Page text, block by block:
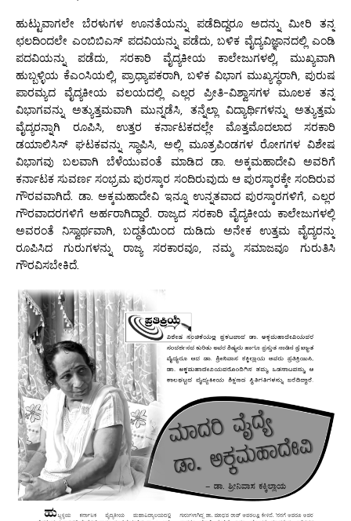
ಹುಟ್ಟುವಾಗಲೇ ಬೆರಳುಗಳ ಊನತೆಯನ್ನು ಪಡೆದಿದ್ದರೂ ಅದನ್ನು ಮೀರಿ ತನ್ನ
ಛಲದಿಂದಲೇ ಎಂಬಿಬಿಎಸ್ ಪದವಿಯನ್ನು ಪಡೆದು, ಬಳಿಕ ವೈದ್ಯವಿಜ್ಞಾನದಲ್ಲಿ ಎಂಡಿ
ಪದವಿಯನ್ನು ಪಡೆದು, ಸರಕಾರಿ ವೈದ್ಯಕೀಯ ಕಾಲೇಜುಗಳಲ್ಲಿ, ಮುಖ್ಯವಾಗಿ
ಹುಬ್ಬಳ್ಳಿಯ ಕೆಎಂಸಿಯಲ್ಲಿ, ಪ್ರಾಧ್ಯಾಪಕರಾಗಿ, ಬಳಿಕ ವಿಭಾಗ ಮುಖ್ಯಸ್ಥರಾಗಿ, ಪುರುಷ
ಪಾರಮ್ಯದ ವೈದ್ಯಕೀಯ ವಲಯದಲ್ಲಿ ಎಲ್ಲರ ಪ್ರೀತಿ-ವಿಶ್ವಾಸಗಳ ಮೂಲಕ ತನ್ನ
ವಿಭಾಗವನ್ನು ಅತ್ಯುತ್ತಮವಾಗಿ ಮುನ್ನಡೆಸಿ, ತನ್ನೆಲ್ಲಾ ವಿದ್ಯಾರ್ಥಿಗಳನ್ನು ಅತ್ಯುತ್ತಮ
ವೈದ್ಯರನ್ನಾಗಿ ರೂಪಿಸಿ, ಉತ್ತರ ಕರ್ನಾಟಕದಲ್ಲೇ ಮೊತ್ತಮೊದಲಾದ ಸರಕಾರಿ
ಡಯಾಲಿಸಿಸ್ ಘಟಕವನ್ನು ಸ್ಥಾಪಿಸಿ, ಅಲ್ಲಿ ಮೂತ್ರಪಿಂಡಗಳ ರೋಗಗಳ ವಿಶೇಷ
ವಿಭಾಗವು ಬಲವಾಗಿ ಬೆಳೆಯುವಂತೆ ಮಾಡಿದ ಡಾ. ಅಕ್ಕಮಹಾದೇವಿ ಅವರಿಗೆ
ಕರ್ನಾಟಕ ಸುವರ್ಣ ಸಂಭ್ರಮ ಪುರಸ್ಕಾರ ಸಂದಿರುವುದು ಆ ಪುರಸ್ಕಾರಕ್ಕೇ ಸಂದಿರುವ
ಗೌರವವಾಗಿದೆ. ಡಾ. ಅಕ್ಕಮಹಾದೇವಿ ಇನ್ನೂ ಉನ್ನತವಾದ ಪುರಸ್ಕಾರಗಳಿಗೆ, ಎಲ್ಲರ
ಗೌರವಾದರಗಳಿಗೆ ಅರ್ಹರಾಗಿದ್ದಾರೆ. ರಾಜ್ಯದ ಸರಕಾರಿ ವೈದ್ಯಕೀಯ ಕಾಲೇಜುಗಳಲ್ಲಿ
ಅವರಂತೆ ನಿಸ್ವಾರ್ಥವಾಗಿ, ಬದ್ಧತೆಯಿಂದ ದುಡಿದು ಅನೇಕ ಉತ್ತಮ ವೈದ್ಯರನ್ನು
ರೂಪಿಸಿದ ಗುರುಗಳನ್ನು ರಾಜ್ಯ ಸರಕಾರವೂ, ನಮ್ಮ ಸಮಾಜವೂ ಗುರುತಿಸಿ
ಗೌರವಿಸಬೇಕಿದೆ.